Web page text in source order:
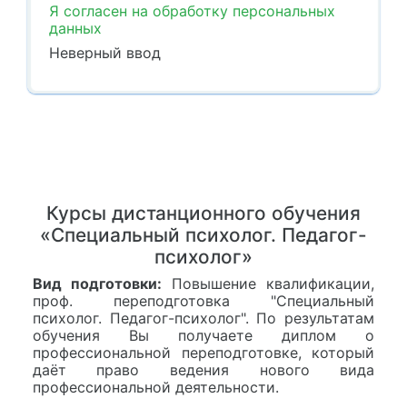
Я согласен на обработку персональных
данных
Неверный ввод
Курсы дистанционного обучения
«Специальный психолог. Педагог-
психолог»
Вид подготовки: Повышение квалификации,
проф. переподготовка "Специальный
психолог. Педагог-психолог". По результатам
обучения Вы получаете диплом о
профессиональной переподготовке, который
даёт право ведения нового вида
профессиональной деятельности.